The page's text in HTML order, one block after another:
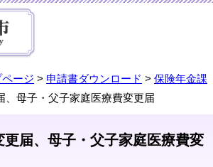
ページ > 申請書ダウンロード > 保険年金課
、母子・父子家庭医療費変更届
更届、母子・父子家庭医療費変